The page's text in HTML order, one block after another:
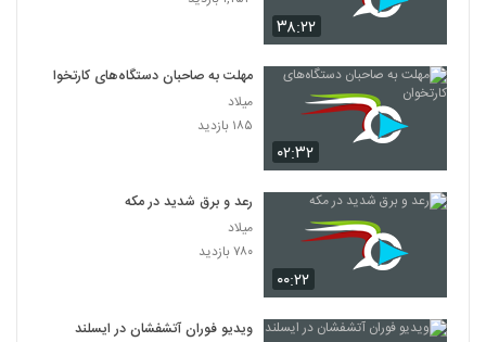
۳۸:۲۲
۰۲:۳۲
مهلت به صاحبان دستگاه‌های کارتخوان
میلاد
۱۸۵ بازدید
۰۰:۲۲
رعد و برق شدید در مکه
میلاد
۷۸۰ بازدید
ویدیو فوران آتشفشان در ایسلند